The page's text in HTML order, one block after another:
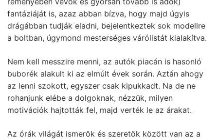
fantáziáját is, azaz abban bízva, hogy majd úgyis
drágábban tudják eladni, bejelentkeztek sok modellre
a boltban, úgymond mesterséges várólistát kialakítva.
Nem kell messzire menni, az autók piacán is hasonló
buborék alakult ki az elmúlt évek során. Aztán ahogy
az lenni szokott, egyszer csak kipukkadt. Na de ne
rohanjunk elébe a dolgoknak, nézzük, milyen
motivációk hajtották fel, majd verték le az árakat.
Az órák világát ismerők és szeretők között van az a